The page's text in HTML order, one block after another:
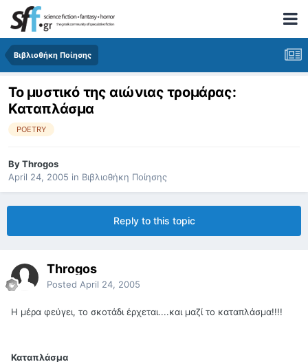
Βιβλιοθήκη Ποίησης
Το μυστικό της αιώνιας τρομάρας:
Καταπλάσμα
POETRY
ByThrogos
April 24, 2005 in Βιβλιοθήκη Ποίησης
Reply to this topic
Throgos
Posted April 24, 2005
Η μέρα φεύγει, το σκοτάδι έρχεται....και μαζί το καταπλάσμα!!!!
Καταπλάσμα